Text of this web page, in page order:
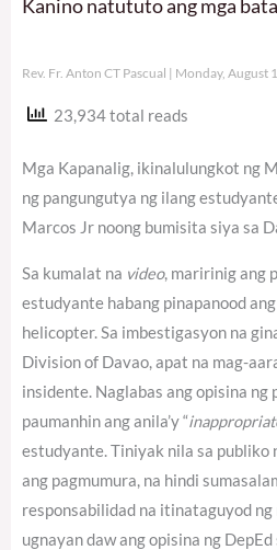
Kanino natututo ang mga
Rev. Fr. Anton CT Pascual Monday, August
23,934 total reads
Mga Kapanalig, ikinalulungkot ng
ng pangungutya ng ilang
Marcos Jr noong bumisita siya sa
Sa kumalat na video, maririnig ang
estudyante habang pinapanood
helicopter. Sa imbestigasyon na
Division of Davao, apat na mag-
insidente. Naglabas ang opisina ng
paumanhin ang anila’y “
estudyante. Tiniyak nila sa publiko
ang pagmumura, na hindi
responsabilidad na itinataguyod
ugnayan daw ang opisina ng